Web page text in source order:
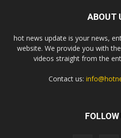
ABOUT
hot news update is your news,
website. We provide you with
videos straight from the
Contact us:
FOLLOW